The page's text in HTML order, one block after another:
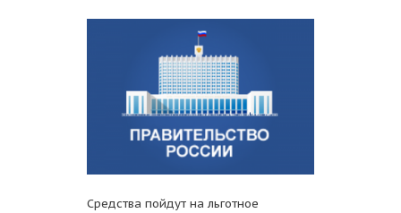
Средства пойдут на льготное